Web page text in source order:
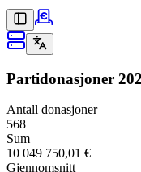
Partidonasjoner
Antall donasjoner
568
Sum
10 049 750,01 €
Gjennomsnitt